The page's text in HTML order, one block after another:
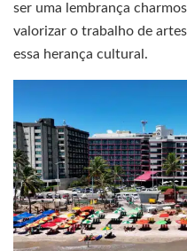
ser uma lembrança
valorizar o trabalho de
essa herança cultural.